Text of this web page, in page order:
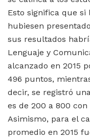
Esto significa que si
hubiesen
sus resultados
Lenguaje y
alcanzado en 2015
496 puntos,
decir, se registró
es de 200 a 800
Asimismo, para el
promedio en 2015